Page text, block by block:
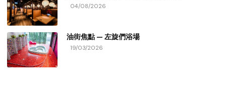
04/08/2026
油街焦點 — 左旋們浴場
19/03/2026